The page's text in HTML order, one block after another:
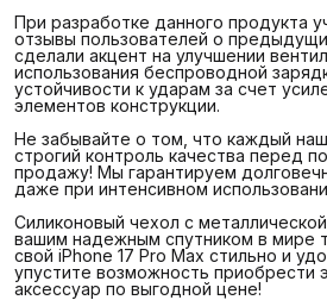
При разработке данного продукта
отзывы пользователей о
сделали акцент на улучшении
использования беспроводной
устойчивости к ударам за счет
элементов конструкции.
Не забывайте о том, что каждый
строгий контроль качества перед
продажу! Мы гарантируем
даже при интенсивном
Силиконовый чехол с
вашим надежным спутником в мире
свой iPhone 17 Pro Max стильно и
упустите возможность приобрести
аксессуар по выгодной цене!